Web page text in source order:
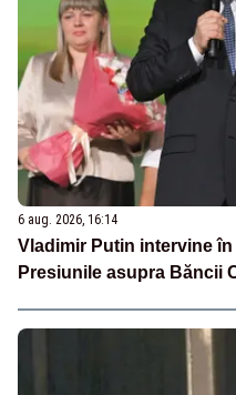
6 aug. 2026, 16:14
Vladimir Putin intervine
Presiunile asupra Băncii